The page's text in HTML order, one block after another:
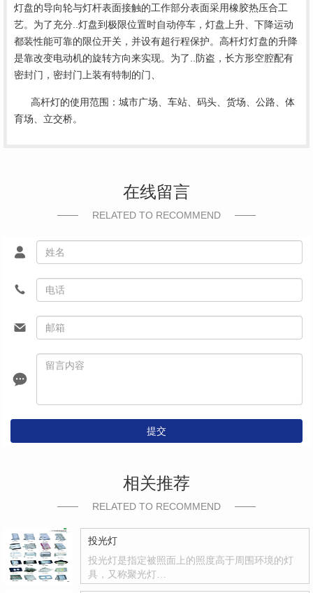
灯盘的导向轮与灯杆表面接触的工作部分表面采用橡胶热压合工
艺。为了充分..灯盘到极限位置时自动停车，灯盘上升、下降运动
都装性能可靠的限位开关，并设有超行程保护。 高杆灯灯盘的升降
是靠改变电动机的旋转方向来实现。为了..防盗，长方形空腔配有
密封门，密封门上装有特制的门、
高杆灯的使用范围：城市广场、车站、码头、货场、公路、体
育场、立交桥。
在线留言
RELATED TO RECOMMEND
提交
相关推荐
RELATED TO RECOMMEND
投光灯
投光灯是指定被照面上的照度高于周围环境的灯
具，又称聚光灯…